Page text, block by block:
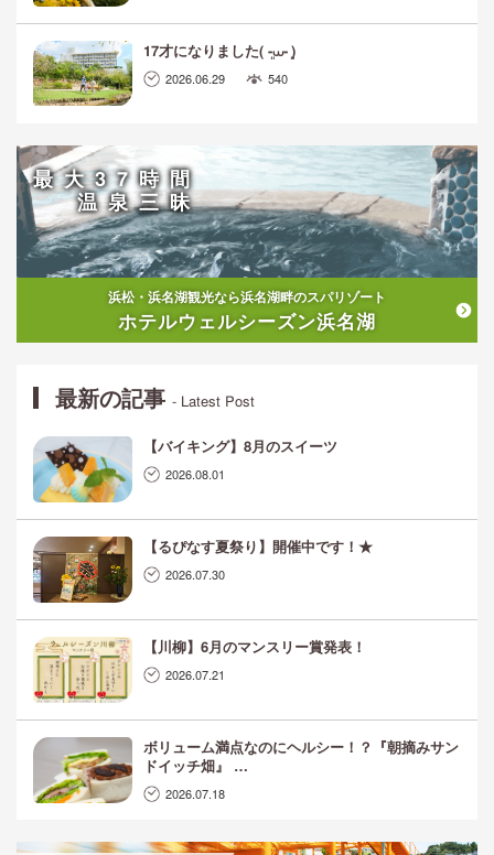
17才になりました( ܸ-⩊- ܸ)
2026.06.29 540
最大37時間
温泉三昧
浜松・浜名湖観光なら浜名湖畔のスパリゾート
ホテルウェルシーズン浜名湖
最新の記事- Latest Post
【バイキング】8月のスイーツ
2026.08.01
【るぴなす夏祭り】開催中です！★
2026.07.30
【川柳】6月のマンスリー賞発表！
2026.07.21
ボリューム満点なのにヘルシー！？『朝摘みサン
ドイッチ畑』 …
2026.07.18